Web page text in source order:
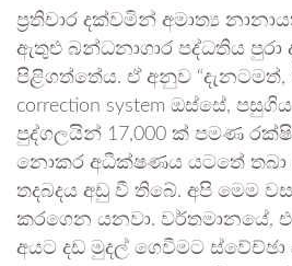
ප්‍රතිචාර දක්වමින් අමාත්‍ය
ඇතුළු බන්ධනාගාර පද්ධතිය පුරා
පිළිගත්තේය. ඒ අනුව “දැනටමත්,
correction system ඔස්සේ,
පුද්ගලයින් 17,000 ක් පමණ
නොකර අධීක්ෂණය යටතේ තබා
තදබදය අඩු වී තිබේ. අපි මෙම
කරගෙන යනවා. වර්තමානයේ,
අයට දඩ මුදල් ගෙවීමට ස්වේච්ඡා